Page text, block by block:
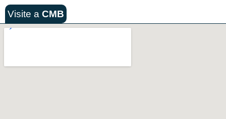
Visite a CMB